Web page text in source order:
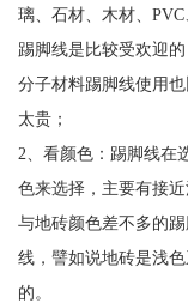
璃、石材、木材、
踢脚线是比较受欢迎
分子材料踢脚线使用
太贵；
2、看颜色：踢脚线在
色来选择，主要有接
与地砖颜色差不多的
线，譬如说地砖是浅
的。